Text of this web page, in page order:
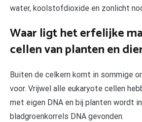
water, koolstofdioxide en zonlicht
Waar ligt het erfelijke
cellen van planten en
Buiten de celkern komt in sommige
voor. Vrijwel alle eukaryote cellen
met eigen DNA en bij planten wordt
bladgroenkorrels DNA gevonden.